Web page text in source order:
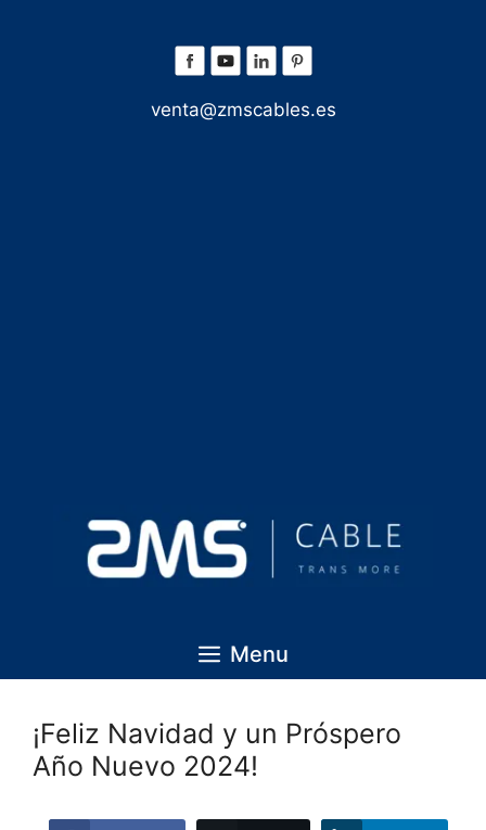
venta@zmscables.es
Menu
¡Feliz Navidad y un Próspero
Año Nuevo 2024!